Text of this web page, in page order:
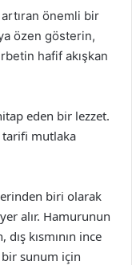
artıran önemli bir
özen gösterin,
hafif akışkan
eden bir lezzet.
tarifi mutlaka
biri olarak
alır. Hamurunun
kısmının ince
bir sunum için